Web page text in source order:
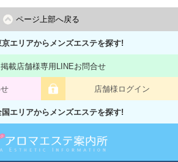
ページ上部へ戻る
エリアからメンズエステを探す!
掲載店舗様専用LINEお問合せ
店舗様ログイン
エリアからメンズエステを探す!